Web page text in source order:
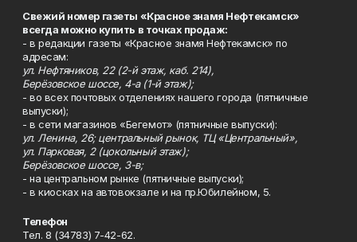
Свежий номер газеты «Красное знамя Нефтекамск»
всегда можно купить в точках продаж:
- в редакции газеты «Красное знамя Нефтекамск» по
адресам:
ул. Нефтяников, 22 (2-й этаж, каб. 214),
Берёзовское шоссе, 4-а (1-й этаж);
- во всех почтовых отделениях нашего города (пятничные
выпуски);
- в сети магазинов «Бегемот» (пятничные выпуски):
ул. Ленина, 26; центральный рынок, ТЦ «Центральный»,
ул. Парковая, 2 (цокольный этаж);
Берёзовское шоссе, 3-в;
- на центральном рынке (пятничные выпуски);
- в киосках на автовокзале и на пр.Юбилейном, 5.
Телефон
Тел. 8 (34783) 7-42-62.